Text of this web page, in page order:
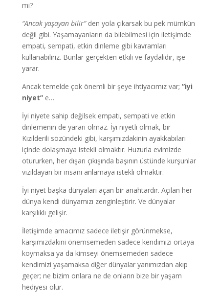
mi?
“Ancak yaşayan bilir”den yola çıkarsak bu pek mümkün
değil gibi. Yaşamayanların da bilebilmesi için iletişimde
empati, sempati, etkin dinleme gibi kavramları
kullanabiliriz. Bunlar gerçekten etkili ve faydalıdır, işe
yarar.
Ancak temelde çok önemli bir şeye ihtiyacımız var; ”iyi
niyet”e…
İyi niyete sahip değilsek empati, sempati ve etkin
dinlemenin de yararı olmaz. İyi niyetli olmak, bir
Kızılderili sözündeki gibi, karşımızdakinin ayakkabıları
içinde dolaşmaya istekli olmaktır. Huzurla evimizde
otururken, her dışarı çıkışında başının üstünde kurşunlar
vızıldayan bir insanı anlamaya istekli olmaktır.
İyi niyet başka dünyaları açan bir anahtardır. Açılan her
dünya kendi dünyamızı zenginleştirir. Ve dünyalar
karşılıklı gelişir.
İletişimde amacımız sadece iletişir görünmekse,
karşımızdakini önemsemeden sadece kendimizi ortaya
koymaksa ya da kimseyi önemsemeden sadece
kendimizi yaşamaksa diğer dünyalar yanımızdan akıp
geçer; ne bizim onlara ne de onların bize bir yaşam
hediyesi olur.